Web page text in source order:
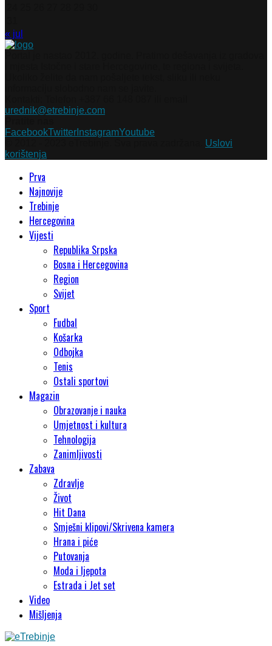
« jul
urednik@etrebinje.com
FacebookTwitter InstagramYoutube
Uslovi
korištenja
Prva
Najnovije
Trebinje
Hercegovina
Vijesti
Republika Srpska
Bosna i Hercegovina
Region
Svijet
Sport
Fudbal
Košarka
Odbojka
Tenis
Ostali sportovi
Magazin
Obrazovanje i nauka
Umjetnost i kultura
Tehnologija
Zanimljivosti
Zabava
Zdravlje
Život
Hit Dana
Smješni klipovi/Skrivena kamera
Hrana i piće
Putovanja
Moda i ljepota
Estrada i Jet set
Video
Mišljenja